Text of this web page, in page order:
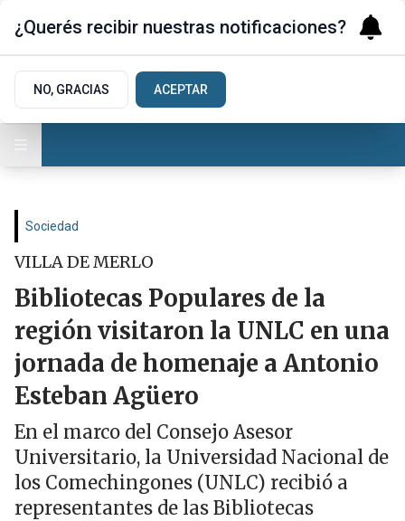
Sociedad
VILLA DE MERLO
Bibliotecas Populares de la
región visitaron la UNLC en una
jornada de homenaje a Antonio
Esteban Agüero
En el marco del Consejo Asesor
Universitario, la Universidad Nacional de
los Comechingones (UNLC) recibió a
representantes de las Bibliotecas
¿Querés recibir nuestras notificaciones?
NO, GRACIAS ACEPTAR